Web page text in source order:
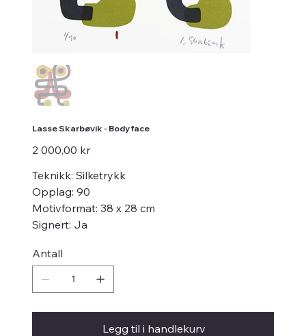
Lasse Skarbøvik - Body face
Pris
2 000,00 kr
Teknikk: Silketrykk
Opplag: 90
Motivformat: 38 x 28 cm
Signert: Ja
Antall
Legg til i handlekurv